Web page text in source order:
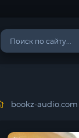
bookz-audio.com